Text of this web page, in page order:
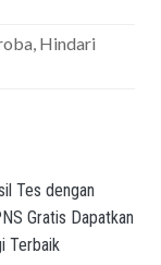
Hindari
Tes dengan
Gratis Dapatkan
Terbaik